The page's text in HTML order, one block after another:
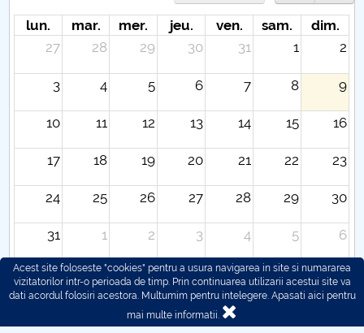
lun. mar. mer. jeu. ven. sam.
dim.
27
28 29 30 31 1 2
3 4 5 6 7 8 9
10 11 12 13 14 15 16
17 18 19 20 21 22 23
24 25 26 27 28 29 30
31 1 2 3 4 5 6
Acest site foloseste "cookies" pentru a usura navigarea in site si numararea
vizitatorilor intr-o perioada de timp. Prin continuarea utilizarii acestui site va
dati acordul folosiri acestora. Multumim pentru intelegere. Apasati aici pentru
mai multe informatii.